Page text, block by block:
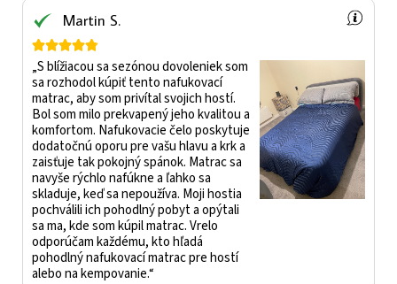
Martin S.

„S blížiacou sa sezónou dovoleniek som
sa rozhodol kúpiť tento nafukovací
matrac, aby som privítal svojich hostí.
Bol som milo prekvapený jeho kvalitou a
komfortom. Nafukovacie čelo poskytuje
dodatočnú oporu pre vašu hlavu a krk a
zaisťuje tak pokojný spánok. Matrac sa
navyše rýchlo nafúkne a ľahko sa
skladuje, keď sa nepoužíva. Moji hostia
pochválili ich pohodlný pobyt a opýtali
sa ma, kde som kúpil matrac. Vrelo
odporúčam každému, kto hľadá
pohodlný nafukovací matrac pre hostí
alebo na kempovanie.“